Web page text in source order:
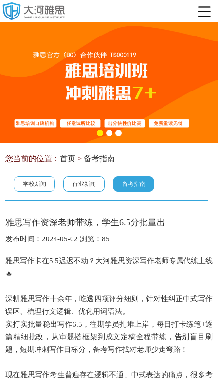
您当前的位置：首页 >备考指南
学校新闻 行业新闻 备考指南
雅思写作资深老师带练，学生6.5分批量出
发布时间：2024-05-02 浏览：85
雅思写作卡在5.5迟迟不动？大河雅思资深写作老师专属代练上线
🔥
深耕雅思写作十余年，吃透四项评分细则，针对性纠正中式写作
误区、梳理行文逻辑、优化用词语法。
实打实批量稳出写作6.5，往期学员扎堆上岸，每日打卡练笔+逐
篇精细批改，从审题搭框架到成文定稿全程带练，告别盲目刷
题，短期冲刺写作目标分，备考写作找对老师少走弯路！
现在雅思写作考生普遍存在逻辑不通、中式表达的痛点，很多考